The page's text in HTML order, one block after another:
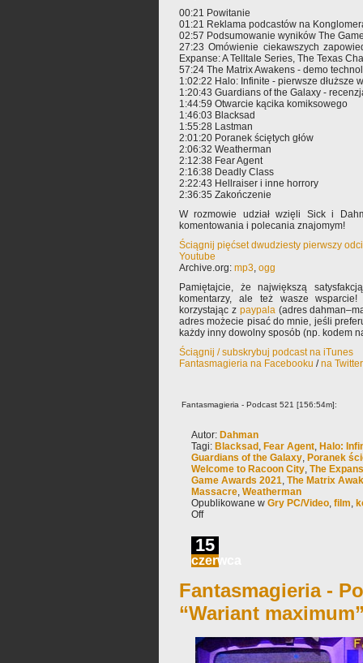
00:21 Powitanie
01:21 Reklama podcastów na
02:57 Podsumowanie wyników The
27:23 Omówienie ciekawszych
Expanse: A Telltale Series, The Texas
57:24 The Matrix Awakens - demo
1:02:22 Halo: Infinite - pierwsze dłuższe
1:20:43 Guardians of the Galaxy -
1:44:59 Otwarcie kącika komiksowego
1:46:03 Blacksad
1:55:28 Lastman
2:01:20 Poranek ściętych głów
2:06:32 Weatherman
2:12:38 Fear Agent
2:16:38 Deadly Class
2:22:43 Hellraiser i inne horrory
2:36:35 Zakończenie
W rozmowie udział wzięli Sick i
komentowania i polecania znajomym!
Ściągnij pięćset dwudziesty pierwszy
Youtube
Archive.org: mp3, ogg
Pamiętajcie, że największą
komentarzy, ale też wasze
korzystając z paypala(adres
adres możecie pisać do mnie, jeśli
każdy inny dowolny sposób (np. kodem
Ściągnij / subskrybuj podcast na iTunes
Fantasmagieria na Facebooku /na
Fantasmagieria - Podcast 521 [156:54m]:
Autor: Dahman
Tagi: Blacksad , Fear Agent, Halo:
Guardians of the Galaxy, Poranek
Welcome to Racoon City, The
Game Awards 2021, The Matrix
Massacre, Weatherman
Opublikowane w Gry PC/Video, film,
Off
15
czerwca
Fantasmagieria -
“Wariant